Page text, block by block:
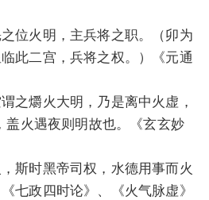
位火明，主兵将之职。（卯为
此二宫，兵将之权。）《元通
之爝火大明，乃是离中火虚，
盖火遇夜则明故也。《玄玄妙
斯时黑帝司权，水德用事而火
七政四时论》、《火气脉虚》